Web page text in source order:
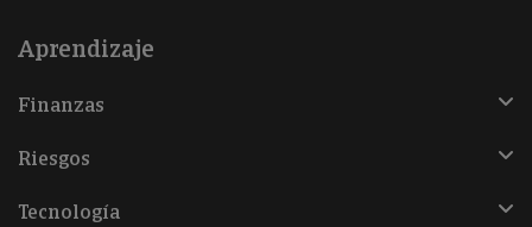
Aprendizaje
Finanzas
Riesgos
Tecnología